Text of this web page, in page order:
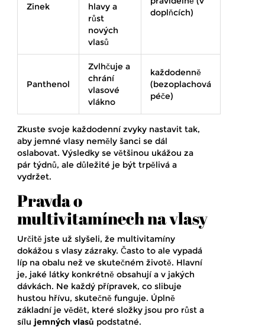
Zinek
hlavy a
růst
nových
vlasů
doplňcích)
Panthenol
Zvlhčuje a
chrání
vlasové
vlákno
každodenně
(bezoplachová
péče)
Zkuste svoje každodenní zvyky nastavit tak,
aby jemné vlasy neměly šanci se dál
oslabovat. Výsledky se většinou ukážou za
pár týdnů, ale důležité je být trpělivá a
vydržet.
Pravda o
multivitamínech na vlasy
Určitě jste už slyšeli, že multivitamíny
dokážou s vlasy zázraky. Často to ale vypadá
líp na obalu než ve skutečném životě. Hlavní
je, jaké látky konkrétně obsahují a v jakých
dávkách. Ne každý přípravek, co slibuje
hustou hřívu, skutečně funguje. Úplně
základní je vědět, které složky jsou pro růst a
sílu jemných vlasů podstatné.